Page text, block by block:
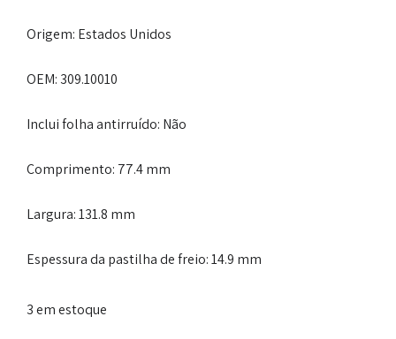
Origem: Estados Unidos
OEM: 309.10010
Inclui folha antirruído: Não
Comprimento: 77.4 mm
Largura: 131.8 mm
Espessura da pastilha de freio: 14.9 mm
3 em estoque